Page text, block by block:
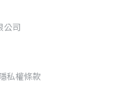
公司
私權條款